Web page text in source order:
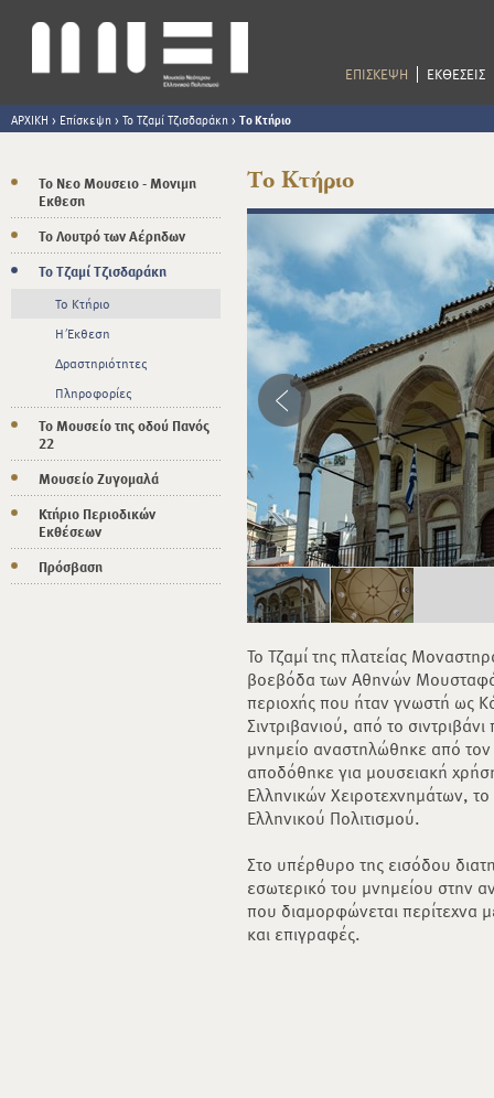
ΕΠΙΣΚΕΨΗ ΕΚΘΕΣΕΙΣ
ΑΡΧΙΚΗ > Επίσκεψη> Το Τζαμί Τζισδαράκη> Το Κτήριο
Το Νεο Μουσειο - Μονιμη
Εκθεση
Το Λουτρό των Αέρηδων
Το Τζαμί Τζισδαράκη
Το Κτήριο
Η Έκθεση
Δραστηριότητες
Πληροφορίες
Το Μουσείο της οδού Πανός
22
Μουσείο Ζυγομαλά
Κτήριο Περιοδικών
Εκθέσεων
Πρόσβαση
Το Κτήριο
Το Τζαμί της πλατείας
βοεβόδα των Αθηνών
περιοχής που ήταν γνωστή ως
Σιντριβανιού, από το
μνημείο αναστηλώθηκε από
αποδόθηκε για μουσειακή
Ελληνικών Χειροτεχνημάτων,
Ελληνικού Πολιτισμού.
Στο υπέρθυρο της εισόδου
εσωτερικό του μνημείου στην
που διαμορφώνεται περίτεχνα
και επιγραφές.